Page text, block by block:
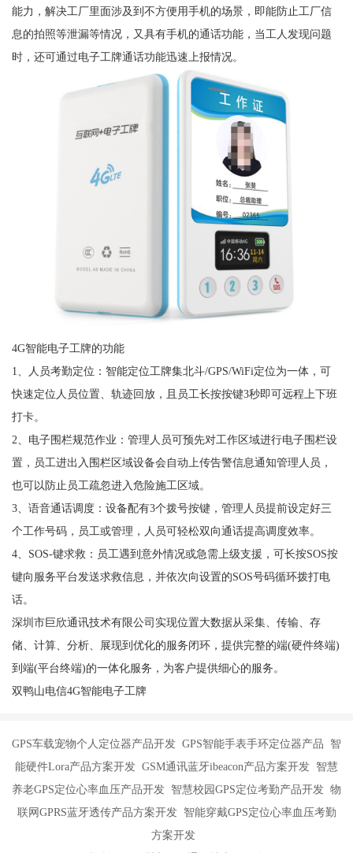
能力，解决工厂里面涉及到不方便用手机的场景，即能防止工厂信
息的拍照等泄漏等情况，又具有手机的通话功能，当工人发现问题
时，还可通过电子工牌通话功能迅速上报情况。
4G智能电子工牌的功能
1、人员考勤定位：智能定位工牌集北斗/GPS/WiFi定位为一体，可
快速定位人员位置、轨迹回放，且员工长按按键3秒即可远程上下班
打卡。
2、电子围栏规范作业：管理人员可预先对工作区域进行电子围栏设
置，员工进出入围栏区域设备会自动上传告警信息通知管理人员，
也可以防止员工疏忽进入危险施工区域。
3、语音通话调度：设备配有3个拨号按键，管理人员提前设定好三
个工作号码，员工或管理，人员可轻松双向通话提高调度效率。
4、SOS-键求救：员工遇到意外情况或急需上级支援，可长按SOS按
键向服务平台发送求救信息，并依次向设置的SOS号码循环拨打电
话。
深圳市巨欣通讯技术有限公司实现位置大数据从采集、传输、存
储、计算、分析、展现到优化的服务闭环，提供完整的端(硬件终端)
到端(平台终端)的一体化服务，为客户提供细心的服务。
双鸭山电信4G智能电子工牌
GPS车载宠物个人定位器产品开发 GPS智能手表手环定位器产品 智
能硬件Lora产品方案开发 GSM通讯蓝牙ibeacon产品方案开发 智慧
养老GPS定位心率血压产品开发 智慧校园GPS定位考勤产品开发 物
联网GPRS蓝牙透传产品方案开发 智能穿戴GPS定位心率血压考勤
方案开发